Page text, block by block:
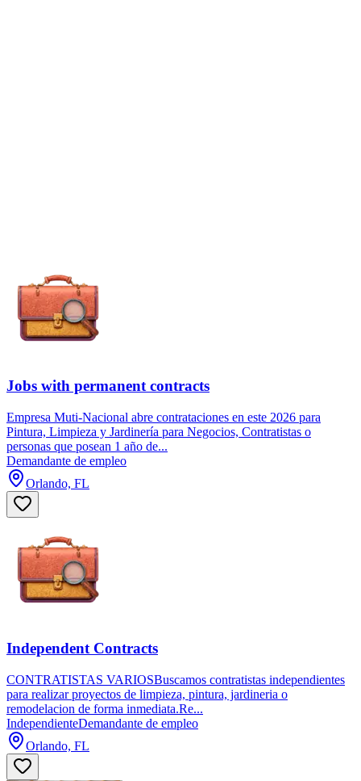
Jobs with permanent contracts
Empresa Muti-Nacional abre contrataciones en este 2026 para
Pintura, Limpieza y Jardinería para Negocios, Contratistas o
personas que posean 1 año de...
Demandante de empleo
Orlando, FL
Independent Contracts
CONTRATISTAS VARIOSBuscamos contratistas independientes
para realizar proyectos de limpieza, pintura, jardineria o
remodelacion de forma inmediata.Re...
IndependienteDemandante de empleo
Orlando, FL